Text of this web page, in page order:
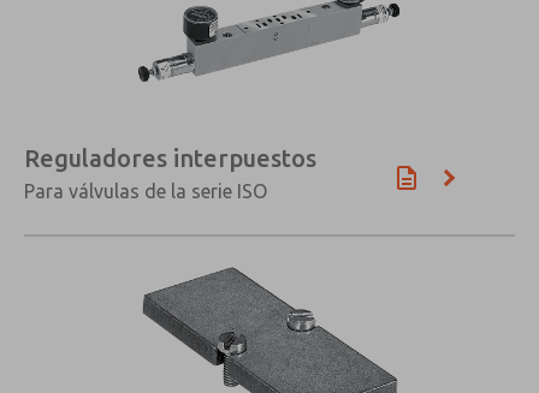
Reguladores interpuestos
Para válvulas de la serie ISO